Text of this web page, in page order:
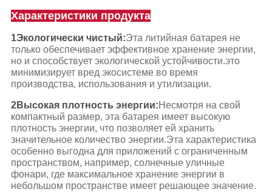
Характеристики продукта
1Экологически чистый:Эта литийная батарея не
только обеспечивает эффективное хранение энергии,
но и способствует экологической устойчивости.это
минимизирует вред экосистеме во время
производства, использования и утилизации.
2Высокая плотность энергии:Несмотря на свой
компактный размер, эта батарея имеет высокую
плотность энергии, что позволяет ей хранить
значительное количество энергии.Эта характеристика
особенно выгодна для приложений с ограниченным
пространством, например, солнечные уличные
фонари, где максимальное хранение энергии в
небольшом пространстве имеет решающее значение.